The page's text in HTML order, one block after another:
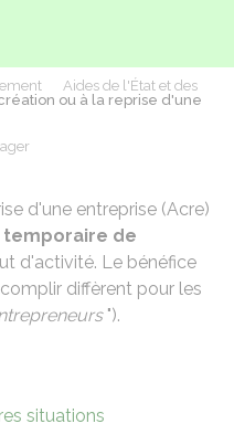
Aides de l'État et des
ou à la reprise d'une
d'une entreprise (Acre)
de
d'activité. Le bénéfice
diffèrent pour les
").
situations